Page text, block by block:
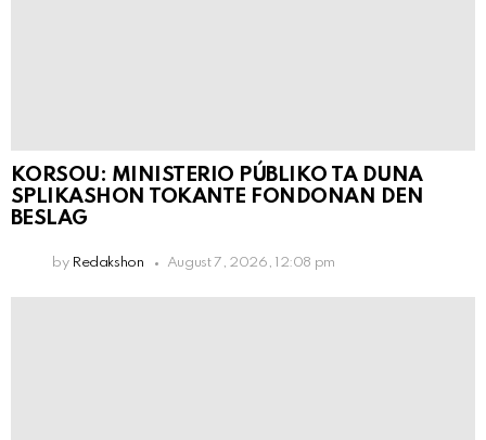
KORSOU: MINISTERIO PÚBLIKO TA DUNA
SPLIKASHON TOKANTE FONDONAN DEN
BESLAG
by Redakshon August 7, 2026, 12:08 pm